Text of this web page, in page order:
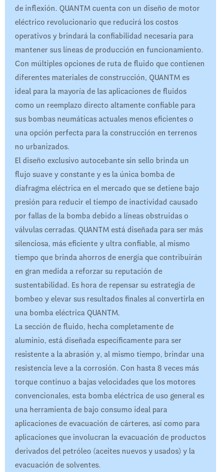
de inflexión. QUANTM cuenta con un diseño de motor
eléctrico revolucionario que reducirá los costos
operativos y brindará la confiabilidad necesaria para
mantener sus líneas de producción en funcionamiento.
Con múltiples opciones de ruta de fluido que contienen
diferentes materiales de construcción, QUANTM es
ideal para la mayoría de las aplicaciones de fluidos
como un reemplazo directo altamente confiable para
sus bombas neumáticas actuales menos eficientes o
una opción perfecta para la construcción en terrenos
no urbanizados.
El diseño exclusivo autocebante sin sello brinda un
flujo suave y constante y es la única bomba de
diafragma eléctrica en el mercado que se detiene bajo
presión para reducir el tiempo de inactividad causado
por fallas de la bomba debido a líneas obstruidas o
válvulas cerradas. QUANTM está diseñada para ser más
silenciosa, más eficiente y ultra confiable, al mismo
tiempo que brinda ahorros de energía que contribuirán
en gran medida a reforzar su reputación de
sustentabilidad. Es hora de repensar su estrategia de
bombeo y elevar sus resultados finales al convertirla en
una bomba eléctrica QUANTM.
La sección de fluido, hecha completamente de
aluminio, está diseñada específicamente para ser
resistente a la abrasión y, al mismo tiempo, brindar una
resistencia leve a la corrosión. Con hasta 8 veces más
torque continuo a bajas velocidades que los motores
convencionales, esta bomba eléctrica de uso general es
una herramienta de bajo consumo ideal para
aplicaciones de evacuación de cárteres, así como para
aplicaciones que involucran la evacuación de productos
derivados del petróleo (aceites nuevos y usados) y la
evacuación de solventes.